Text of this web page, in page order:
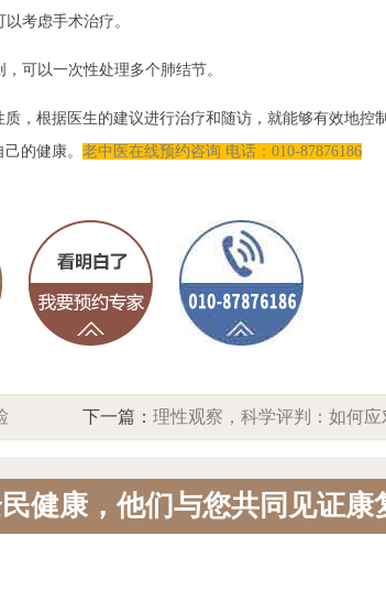
考虑手术治疗。
可以一次性处理多个肺结节。
，根据医生的建议进行治疗和随访，就能够有效地控
的健康。 老中医在线预约咨询 电话：010-87876186
下一篇： 理性观察，科学评判：如何应
健康，他们与您共同见证康